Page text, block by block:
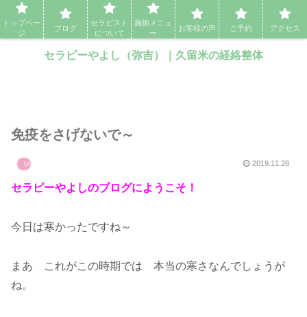
セラピーやよし（弥吉）｜久留米の経絡整体・アロママッサージ・エステ
セラピーやよし（弥吉）｜久留米の経絡整体
免疫をさげないで～
Uncategorized 2019.11.28
セラピーやよしのブログにようこそ！
今日は寒かったですね～
まあ これがこの時期では 本当の寒さなんでしょうが
ね。
トップペー
ジ
ブログ
セラピスト
について
施術メニュ
ー
お客様の声 ご予約 アクセス